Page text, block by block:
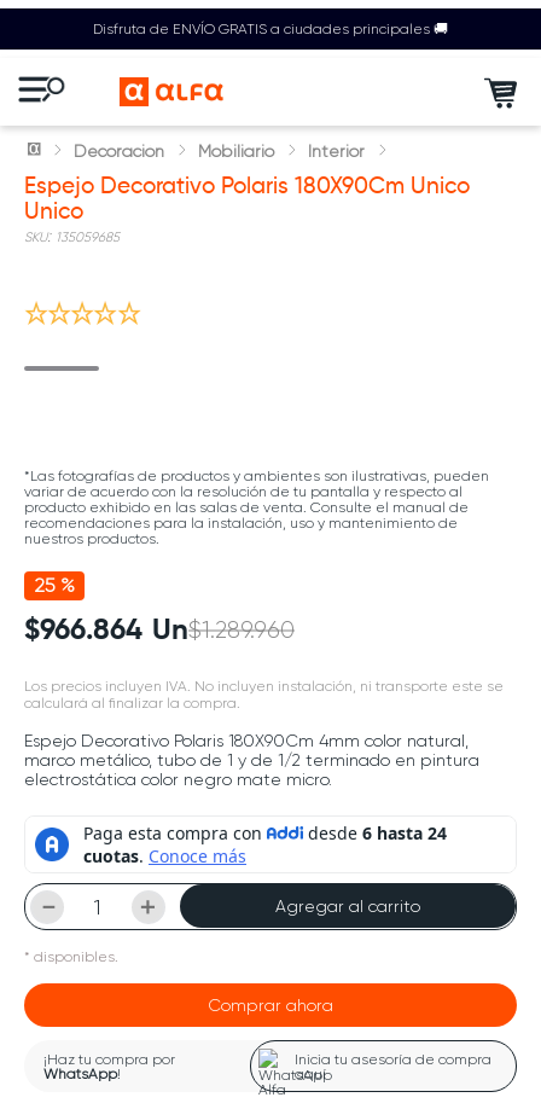
Disfruta de ENVÍO GRATIS a ciudades principales 🚚
Decoración Mobiliario Interior
Espejo Decorativo Polaris 180X90Cm Unico
Unico
: 135059685
*Las fotografías de productos y ambientes son ilustrativas, pueden
variar de acuerdo con la resolución de tu pantalla y respecto al
producto exhibido en las salas de venta. Consulte el manual de
recomendaciones para la instalación, uso y mantenimiento de
nuestros productos.
25 %
$966.864 Un$1.289.960
Los precios incluyen IVA. No incluyen instalación, ni transporte este se
calculará al finalizar la compra.
Espejo Decorativo Polaris 180X90Cm 4mm color natural,
marco metálico, tubo de 1 y de 1/2 terminado en pintura
electrostática color negro mate micro.
＋
－ Agregar al carrito
* disponibles.
Comprar ahora
¡Haz tu compra por
WhatsApp!
Inicia tu asesoría de compra
aquí